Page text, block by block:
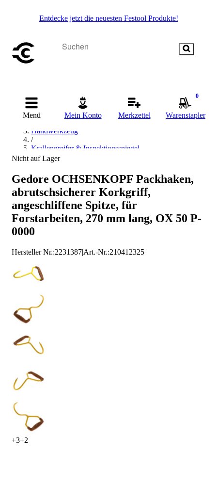
Entdecke jetzt die neuesten Festool Produkte!
Menü Mein Konto Merkzettel
0
Warenstapler
Startseite
Handwerkzeug
/
Krallengreifer & Inspektionsspiegel
/
Nicht auf Lager
Gedore OCHSENKOPF Packhaken,
abrutschsicherer Korkgriff,
angeschliffene Spitze, für
Forstarbeiten, 270 mm lang, OX 50 P-
0000
Hersteller Nr.:2231387|Art.-Nr.:210412325
+3+2